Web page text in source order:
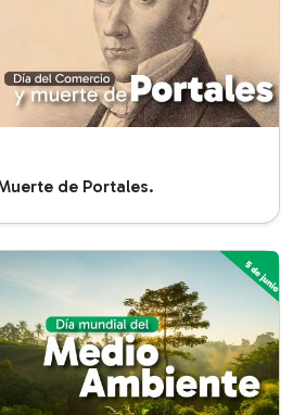
de Portales.